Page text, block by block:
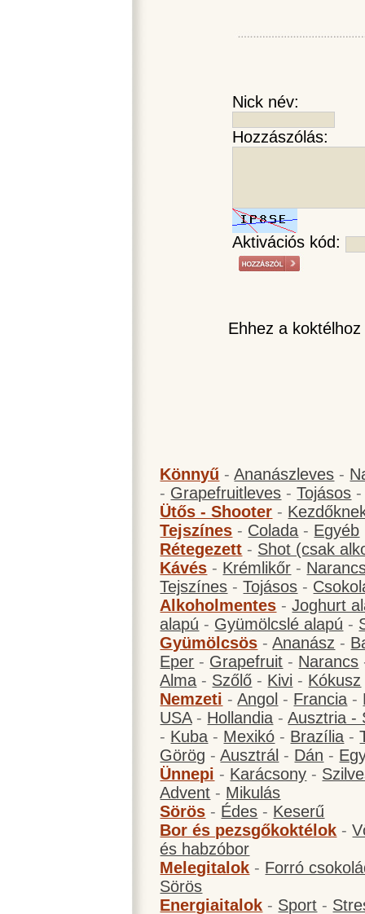
Nick név:
Hozzászólás:
Aktivációs kód:
Ehhez a
Könnyű -Ananászleves -
- Grapefruitleves -Tojásos
Ütős - Shooter -
Tejszínes - Colada - Egyéb
Rétegezett - Shot (csak
Kávés - Krémlikőr -
Tejszínes -Tojásos -
Alkoholmentes -Joghurt
alapú - Gyümölcslé alapú -
Gyümölcsös -Ananász -
Eper - Grapefruit - Narancs
Alma - Szőlő - Kivi - Kókusz
Nemzeti -Angol - Francia -
USA- Hollandia -Ausztria -
- Kuba - Mexikó - Brazília -
Görög -Ausztrál - Dán -
Ünnepi - Karácsony -
Advent - Mikulás
Sörös - Édes - Keserű
Bor és pezsgőkoktélok -
és habzóbor
Melegitalok - Forró
Sörös
Energiaitalok - Sport -